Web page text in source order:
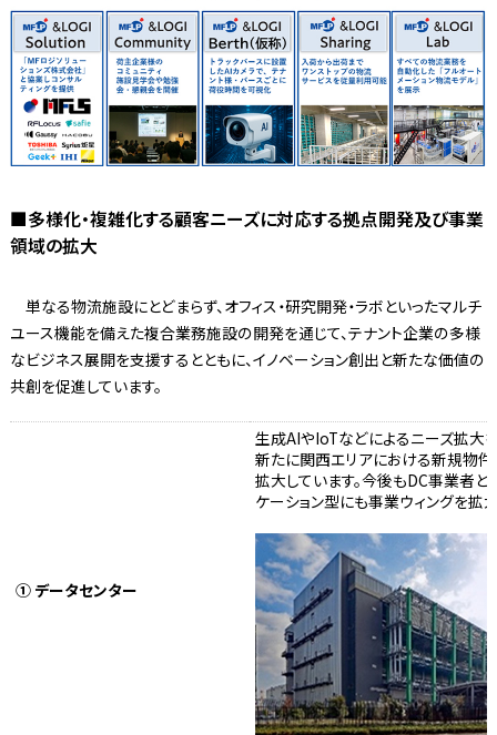
■多様化・複雑化する顧客ニーズに対応する拠点開発及び事業
領域の拡大
単なる物流施設にとどまらず、オフィス・研究開発・ラボといったマルチ
ユース機能を備えた複合業務施設の開発を通じて、テナント企業の多様
なビジネス展開を支援するとともに、イノベーション創出と新たな価値の
共創を促進しています。
① データセンター
生成AIやIoTなどによるニーズ拡大
新たに関西エリアにおける新規物
拡大しています。今後もDC事業者
ケーション型にも事業ウィングを拡